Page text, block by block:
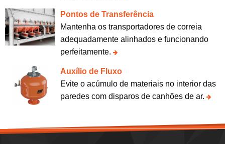
Pontos de Transferência
Mantenha os transportadores de correia
adequadamente alinhados e funcionando
perfeitamente.
Auxílio de Fluxo
Evite o acúmulo de materiais no interior das
paredes com disparos de canhões de ar.